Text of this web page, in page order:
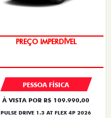
PREÇO IMPERDÍVEL
PESSOA FÍSICA
À VISTA POR R$ 109.990,00
PULSE DRIVE 1.3 AT FLEX 4P 2026